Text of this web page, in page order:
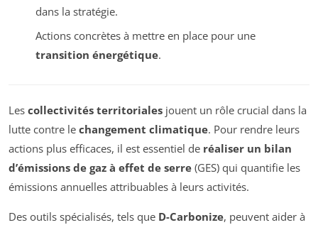
dans la stratégie.
Actions concrètes à mettre en place pour une
transition énergétique.
Les collectivités territoriales jouent un rôle crucial dans la
lutte contre le changement climatique. Pour rendre leurs
actions plus efficaces, il est essentiel de réaliser un bilan
d’émissions de gaz à effet de serre (GES) qui quantifie les
émissions annuelles attribuables à leurs activités.
Des outils spécialisés, tels que D-Carbonize, peuvent aider à